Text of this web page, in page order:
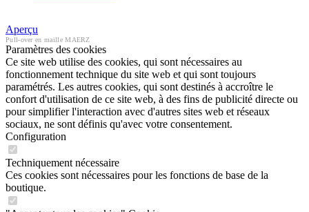
Aperçu
Pull-over en maille MAERZ
Paramètres des cookies
Ce site web utilise des cookies, qui sont nécessaires au
fonctionnement technique du site web et qui sont toujours
paramétrés. Les autres cookies, qui sont destinés à accroître le
confort d'utilisation de ce site web, à des fins de publicité directe ou
pour simplifier l'interaction avec d'autres sites web et réseaux
sociaux, ne sont définis qu'avec votre consentement.
Configuration
Techniquement nécessaire
Ces cookies sont nécessaires pour les fonctions de base de la
boutique.